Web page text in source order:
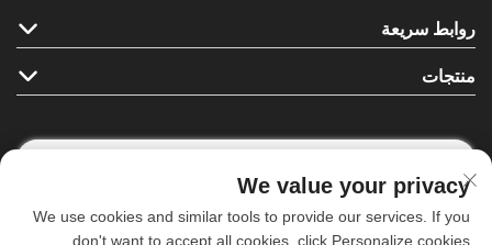
روابط سريعة
منتجات
تابعونا
We value your privacy
We use cookies and similar tools to provide our services. If you
don't want to accept all cookies, click Personalize cookies.